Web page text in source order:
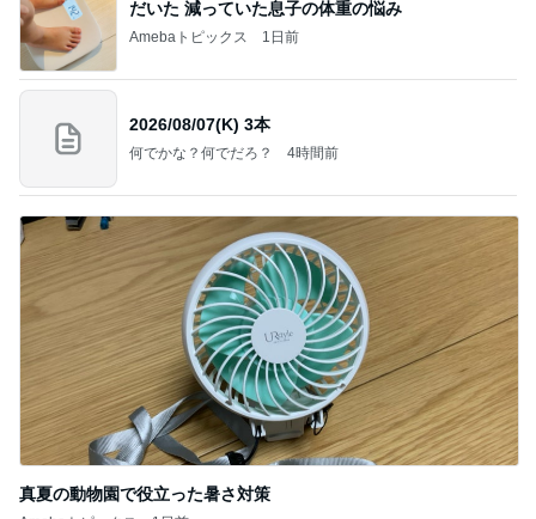
だいた 減っていた息子の体重の悩み
Amebaトピックス 1日前
2026/08/07(K) 3本
何でかな？何でだろ？ 4時間前
真夏の動物園で役立った暑さ対策